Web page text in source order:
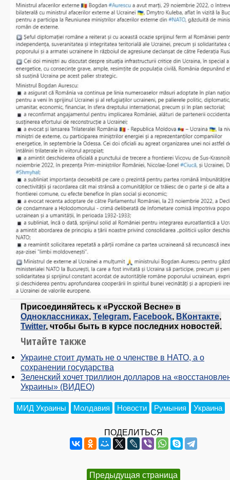
Присоединяйтесь к «Русской Весне» в
Одноклассниках, Telegram, Facebook, ВКонтакте,
Twitter, чтобы быть в курсе последних новостей.
Читайте также
Украине стоит думать не о членстве в НАТО, а о
сохранении государства
Зеленский хочет триллион долларов на
Украины» (ВИДЕО)
МИД Украины Молдавия Новости Румыния Украина
ПОДЕЛИТЬСЯ
Предыдущая страница